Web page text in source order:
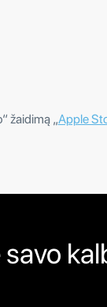
žaidimą „Apple